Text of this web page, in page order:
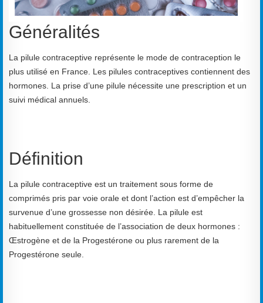
Généralités
La pilule contraceptive représente le mode de contraception le
plus utilisé en France. Les pilules contraceptives contiennent des
hormones. La prise d’une pilule nécessite une prescription et un
suivi médical annuels.
Définition
La pilule contraceptive est un traitement sous forme de
comprimés pris par voie orale et dont l’action est d’empêcher la
survenue d’une grossesse non désirée. La pilule est
habituellement constituée de l’association de deux hormones :
Œstrogène et de la Progestérone ou plus rarement de la
Progestérone seule.